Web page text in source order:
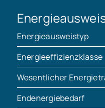
Energieausweistyp
Energieeffizienzklasse
Wesentlicher
Endenergiebedarf